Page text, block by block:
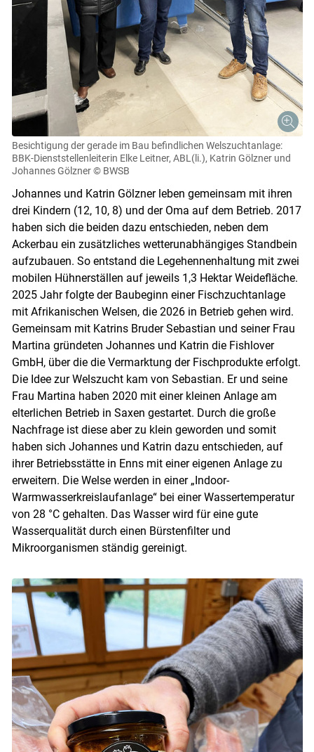
Skip to main content
Besichtigung der gerade im Bau befindlichen Welszuchtanlage:
BBK-Dienststellenleiterin Elke Leitner, ABL(li.), Katrin Gölzner und
Johannes Gölzner © BWSB
Johannes und Katrin Gölzner leben gemeinsam mit ihren
drei Kindern (12, 10, 8) und der Oma auf dem Betrieb. 2017
haben sich die beiden dazu entschieden, neben dem
Ackerbau ein zusätzliches wetterunabhängiges Standbein
aufzubauen. So entstand die Legehennenhaltung mit zwei
mobilen Hühnerställen auf jeweils 1,3 Hektar Weidefläche.
2025 Jahr folgte der Baubeginn einer Fischzuchtanlage
mit Afrikanischen Welsen, die 2026 in Betrieb gehen wird.
Gemeinsam mit Katrins Bruder Sebastian und seiner Frau
Martina gründeten Johannes und Katrin die Fishlover
GmbH, über die die Vermarktung der Fischprodukte erfolgt.
Die Idee zur Welszucht kam von Sebastian. Er und seine
Frau Martina haben 2020 mit einer kleinen Anlage am
elterlichen Betrieb in Saxen gestartet. Durch die große
Nachfrage ist diese aber zu klein geworden und somit
haben sich Johannes und Katrin dazu entschieden, auf
ihrer Betriebsstätte in Enns mit einer eigenen Anlage zu
erweitern. Die Welse werden in einer „Indoor-
Warmwasserkreislaufanlage“ bei einer Wassertemperatur
von 28 °C gehalten. Das Wasser wird für eine gute
Wasserqualität durch einen Bürstenfilter und
Mikroorganismen ständig gereinigt.